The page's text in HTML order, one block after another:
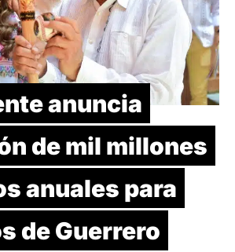
anuncia
de mil millones
anuales para
de Guerrero